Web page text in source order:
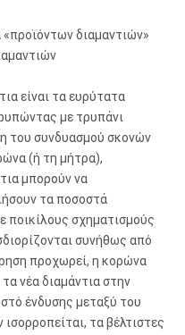
«προϊόντων διαμαντιών»
είναι τα ευρύτατα
με τρυπάνι
του συνδυασμού σκονών
(ή τη μήτρα),
μπορούν να
τα ποσοστά
ποικίλους σχηματισμούς
συνήθως από
προχωρεί, η κορώνα
νέα διαμάντια στην
ένδυσης μεταξύ του
τα βέλτιστες